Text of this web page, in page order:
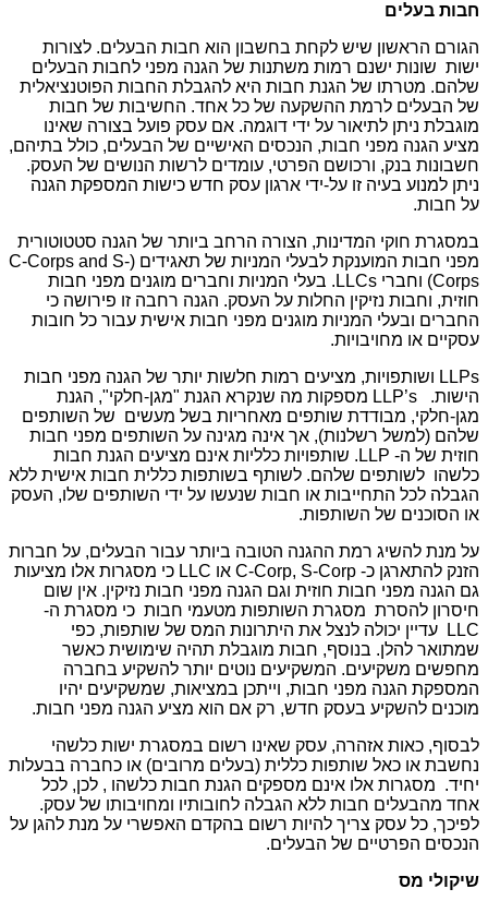
חבות בעלים
הגורם הראשון שיש לקחת בחשבון הוא חבות הבעלים. לצורות
ישות שונות ישנם רמות משתנות של הגנה מפני לחבות הבעלים
שלהם. מטרתו של הגנת חבות היא להגבלת החבות הפוטנציאלית
של הבעלים לרמת ההשקעה של כל אחד. החשיבות של חבות
מוגבלת ניתן לתיאור על ידי דוגמה. אם עסק פועל בצורה שאינו
מציע הגנה מפני חבות, הנכסים האישיים של הבעלים, כולל בתיהם,
חשבונות בנק, ורכושם הפרטי, עומדים לרשות הנושים של העסק.
ניתן למנוע בעיה זו על-ידי ארגון עסק חדש כישות המספקת הגנה
על חבות.
במסגרת חוקי המדינות, הצורה הרחב ביותר של הגנה סטטוטורית
מפני חבות המוענקת לבעלי המניות של תאגידים (C-Corps and S-
Corps) וחברי LLCs. בעלי המניות וחברים מוגנים מפני חבות
חוזית, וחבות נזיקין החלות על העסק. הגנה רחבה זו פירושה כי
החברים ובעלי המניות מוגנים מפני חבות אישית עבור כל חובות
עסקיים או מחויבויות.
LLPs ושותפויות, מציעים רמות חלשות יותר של הגנה מפני חבות
הישות. LLP’s מספקות מה שנקרא הגנת "מגן-חלקי", הגנת
מגן-חלקי, מבודדת שותפים מאחריות בשל מעשים של השותפים
שלהם (למשל רשלנות), אך אינה מגינה על השותפים מפני חבות
חוזית של ה- LLP. שותפויות כלליות אינם מציעים הגנת חבות
כלשהו לשותפים שלהם. לשותף בשותפות כללית חבות אישית ללא
הגבלה לכל התחייבות או חבות שנעשו על ידי השותפים שלו, העסק
או הסוכנים של השותפות.
על מנת להשיג רמת ההגנה הטובה ביותר עבור הבעלים, על חברות
הזנק להתארגן כ- C-Corp, S-Corp או LLC כי מסגרות אלו מציעות
גם הגנה מפני חבות חוזית וגם הגנה מפני חבות נזיקין. אין שום
חיסרון להסרת מסגרת השותפות מטעמי חבות כי מסגרת ה-
LLC עדיין יכולה לנצל את היתרונות המס של שותפות, כפי
שמתואר להלן. בנוסף, חבות מוגבלת תהיה שימושית כאשר
מחפשים משקיעים. המשקיעים נוטים יותר להשקיע בחברה
המספקת הגנה מפני חבות, וייתכן במציאות, שמשקיעים יהיו
מוכנים להשקיע בעסק חדש, רק אם הוא מציע הגנה מפני חבות.
לבסוף, כאות אזהרה, עסק שאינו רשום במסגרת ישות כלשהי
נחשבת או כאל שותפות כללית (בעלים מרובים) או כחברה בבעלות
יחיד. מסגרות אלו אינם מספקים הגנת חבות כלשהו , לכן, לכל
אחד מהבעלים חבות ללא הגבלה לחובותיו ומחויבותו של עסק.
לפיכך, כל עסק צריך להיות רשום בהקדם האפשרי על מנת להגן על
הנכסים הפרטיים של הבעלים.
שיקולי מס